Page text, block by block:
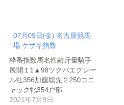
07月09日(金) 名古屋競馬
場 ケザキ指数
枠番指数馬名性齢斤量騎手
展開１1▲98ツクバエクレー
ル牡356加藤聡先２250コニ
ャック牝354戸部…
2021年7月9日